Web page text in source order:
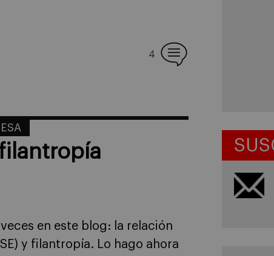
4
en este blog: la relación
y filantropía. Lo hago ahora